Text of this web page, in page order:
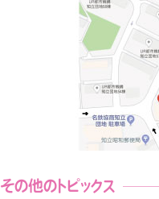
その他のトピックス